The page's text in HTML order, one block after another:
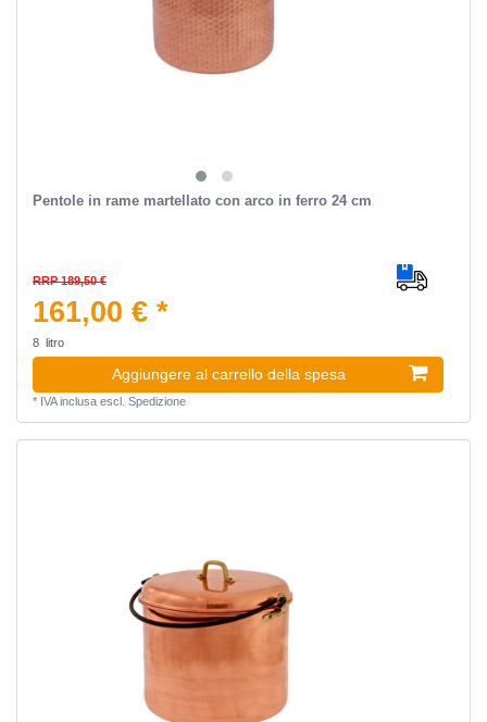
Pentole in rame martellato con arco in ferro 24 cm
RRP 189,50 €
161,00 € *
8 litro
Aggiungere al carrello della spesa
* IVA inclusaescl. Spedizione